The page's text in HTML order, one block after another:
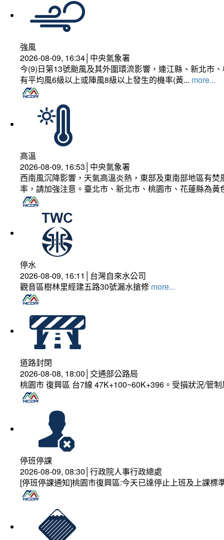
強風
2026-08-09, 16:34│中央氣象署
今(9)日第13號颱風及其外圍環流影響，連江縣、新北市
有平均風6級以上或陣風8級以上發生的機率(黃... more...
高溫
2026-08-09, 16:53│中央氣象署
西南風沉降影響，天氣高溫炎熱，東部及東南部地區有
率，請加強注意。臺北市、新北市、桃園市、花蓮縣為
停水
2026-08-09, 16:11│台灣自來水公司
觀音區樹林里經建五路30號漏水搶修 more...
道路封閉
2026-08-08, 18:00│交通部公路局
桃園市 復興區 台7線 47K+100~60K+396。受損狀況/管
停班停課
2026-08-09, 08:30│行政院人事行政總處
[停班停課通知]桃園市復興區:今天已達停止上班及上課